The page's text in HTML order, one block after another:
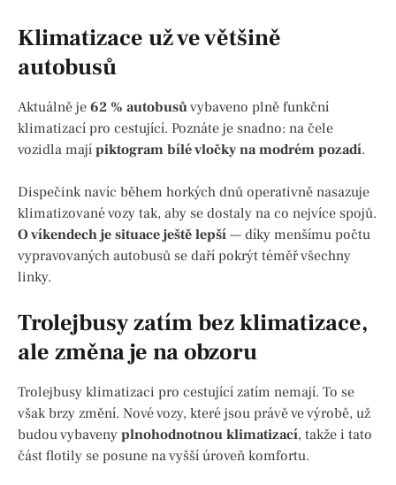
Klimatizace už ve většině
autobusů
Aktuálně je 62 % autobusůvybaveno plně funkční
klimatizací pro cestující. Poznáte je snadno: na čele
vozidla mají piktogram bílé vločky na modrém pozadí.
Dispečink navíc během horkých dnů operativně nasazuje
klimatizované vozy tak, aby se dostaly na co nejvíce spojů.
O víkendech je situace ještě lepší — díky menšímu počtu
vypravovaných autobusů se daří pokrýt téměř všechny
linky.
Trolejbusy zatím bez klimatizace,
ale změna je na obzoru
Trolejbusy klimatizaci pro cestující zatím nemají. To se
však brzy změní. Nové vozy, které jsou právě ve výrobě, už
budou vybaveny plnohodnotnou klimatizací, takže i tato
část flotily se posune na vyšší úroveň komfortu.